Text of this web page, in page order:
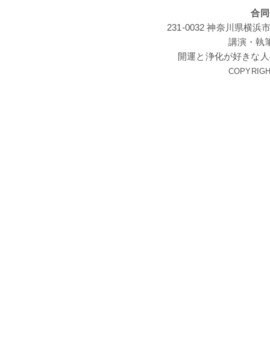
合
231-0032 神奈川県横浜
講演・執
開運と浄化が好きな